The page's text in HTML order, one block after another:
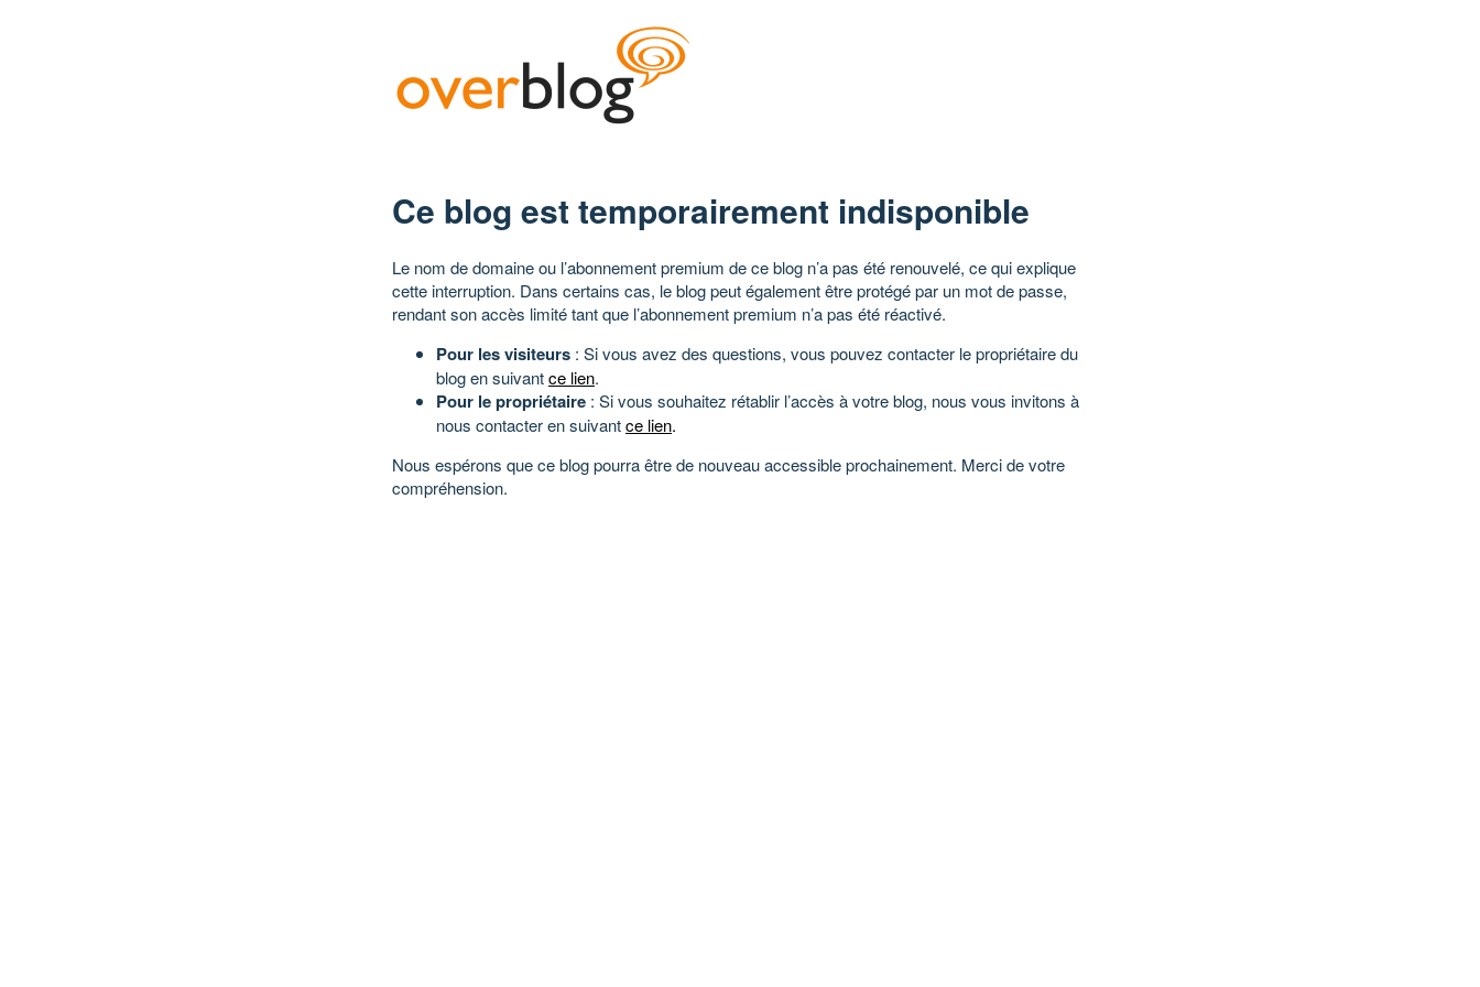
Ce blog est temporairement indisponible
Le nom de domaine ou l’abonnement premium de ce blog n’a pas été renouvelé, ce qui explique
cette interruption. Dans certains cas, le blog peut également être protégé par un mot de passe,
rendant son accès limité tant que l’abonnement premium n’a pas été réactivé.
Pour les visiteurs : Si vous avez des questions, vous pouvez contacter le propriétaire du
blog en suivantce lien.
Pour le propriétaire : Si vous souhaitez rétablir l’accès à votre blog, nous vous invitons à
nous contacter en suivantce lien.
Nous espérons que ce blog pourra être de nouveau accessible prochainement. Merci de votre
compréhension.